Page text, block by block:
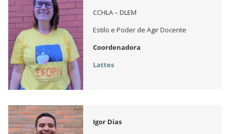
CCHLA – DLEM
Estilo e Poder de Agir Docente
Coordenadora
Lattes
Igor Dias